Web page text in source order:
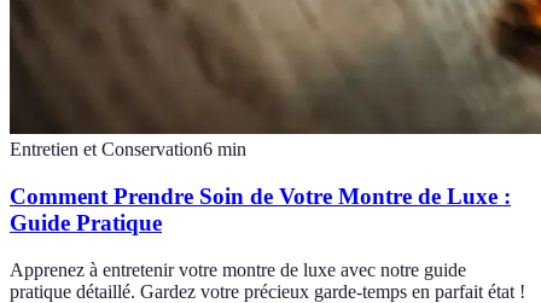
Entretien et Conservation6 min
Comment Prendre Soin de Votre Montre de Luxe :
Guide Pratique
Apprenez à entretenir votre montre de luxe avec notre guide
pratique détaillé. Gardez votre précieux garde-temps en parfait état !